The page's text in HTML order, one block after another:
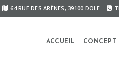
64 RUE DES ARÈNES, 39100 DOLE
ACCUEIL CONCEPT